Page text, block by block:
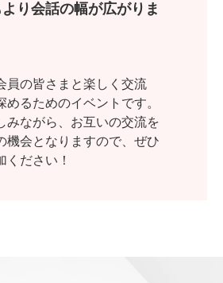
り会話の幅が広がりま
員の皆さまと楽しく交流
めるためのイベントです。
みながら、お互いの交流を
機会となりますので、ぜひ
ください！